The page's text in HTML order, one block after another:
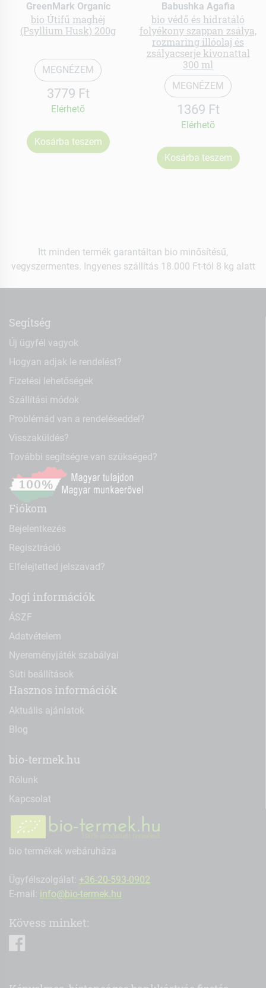
GreenMark Organic
bio Útifű maghéj
(Psyllium Husk) 200g
MEGNÉZEM
3779 Ft
Elérhetõ
Kosárba teszem
Babushka Agafia
bio védő és hidratáló
folyékony szappan zsálya,
rozmaring illóolaj és
zsályacserje kivonattal
300 ml
MEGNÉZEM
1369 Ft
Elérhetõ
Kosárba teszem
Itt minden termék garantáltan bio minősítésű,
vegyszermentes. Ingyenes szállítás 18.000 Ft-tól 8 kg alatt
Segítség
Új ügyfél vagyok
Hogyan adjak le rendelést?
Fizetési lehetőségek
Szállítási módok
Problémád van a rendeléseddel?
Visszaküldés?
További segítségre van szükséged?
Fiókom
Bejelentkezés
Regisztráció
Elfelejtetted jelszavad?
Jogi információk
ÁSZF
Adatvételem
Nyereményjáték szabályai
Süti beállítások
Hasznos információk
Aktuális ajánlatok
Blog
bio-termek.hu
Rólunk
Kapcsolat
bio termékek webáruháza
Ügyfélszolgálat: +36-20-593-0902
E-mail: info@bio-termek.hu
Kövess minket: